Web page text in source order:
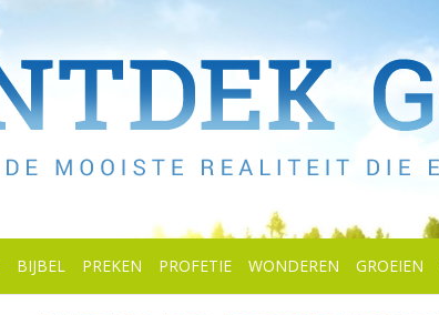
BIJBEL PREKEN PROFETIE WONDEREN GROEIEN